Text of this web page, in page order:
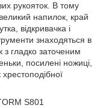
рукояток. В тому
напилок, край
відкривачка і
знаходяться в
з гладко заточеним
посилені ножиці,
S801